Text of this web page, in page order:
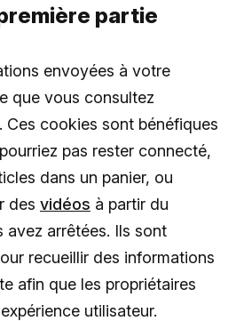
partie
envoyées à votre
que vous consultez
Ces cookies sont bénéfiques
pas rester connecté,
dans un panier, ou
des vidéos à partir du
avez arrêtées. Ils sont
recueillir des informations
afin que les propriétaires
utilisateur.